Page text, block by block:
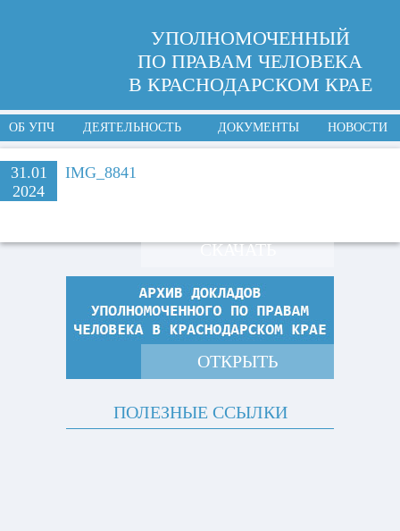
УПОЛНОМОЧЕННЫЙ
ПО ПРАВАМ ЧЕЛОВЕКА
В КРАСНОДАРСКОМ КРАЕ
ОБ УПЧ ДЕЯТЕЛЬНОСТЬ ДОКУМЕНТЫ НОВОСТИ
31.01
2024
IMG_8841
СКАЧАТЬ
ОТКРЫТЬ
ПОЛЕЗНЫЕ ССЫЛКИ